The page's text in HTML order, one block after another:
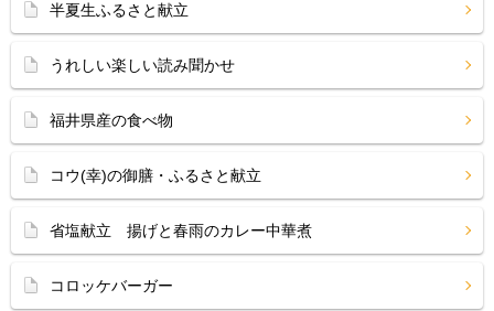
半夏生ふるさと献立
うれしい楽しい読み聞かせ
福井県産の食べ物
コウ(幸)の御膳・ふるさと献立
省塩献立 揚げと春雨のカレー中華煮
コロッケバーガー